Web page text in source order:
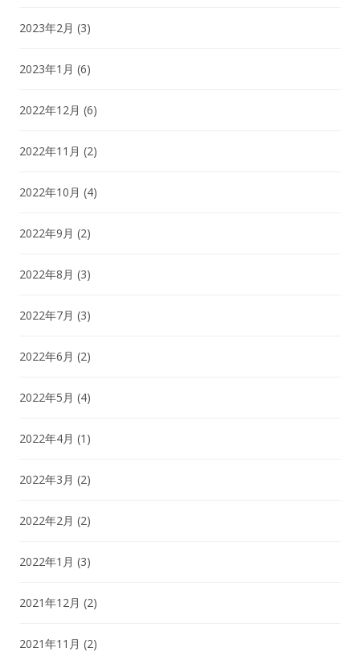
2023年2月 (3)
2023年1月 (6)
2022年12月 (6)
2022年11月 (2)
2022年10月 (4)
2022年9月 (2)
2022年8月 (3)
2022年7月 (3)
2022年6月 (2)
2022年5月 (4)
2022年4月 (1)
2022年3月 (2)
2022年2月 (2)
2022年1月 (3)
2021年12月 (2)
2021年11月 (2)